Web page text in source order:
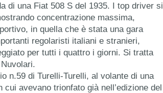
di una Fiat 508 S del 1935. I top driver si
concentrazione massima,
in quella che è stata una gara
regolaristi italiani e stranieri,
per tutti i quattro i giorni. Si tratta
n.59 di Turelli-Turelli, al volante di una
avevano trionfato già nell’edizione del